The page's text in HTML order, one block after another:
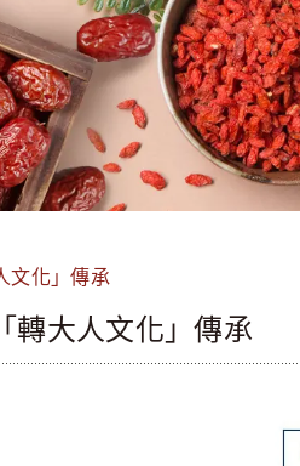
文化」傳承
轉大人文化」傳承